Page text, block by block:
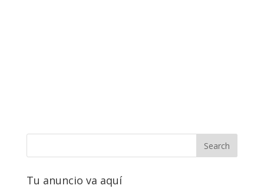
Tu anuncio va aquí